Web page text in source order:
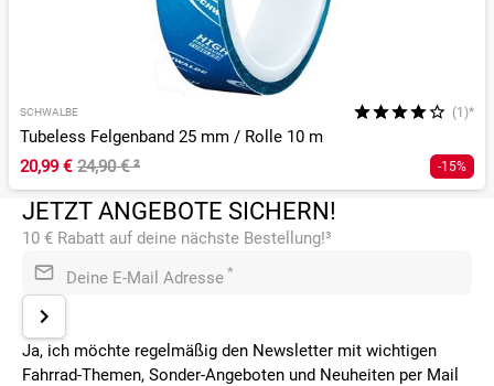
SCHWALBE (1)*
Tubeless Felgenband 25 mm / Rolle 10 m
20,99 € 24,90 €² -15%
JETZT ANGEBOTE SICHERN!
10 € Rabatt auf deine nächste Bestellung!³
Deine E-Mail Adresse *
Ja, ich möchte regelmäßig den Newsletter mit wichtigen
Fahrrad-Themen, Sonder-Angeboten und Neuheiten per Mail